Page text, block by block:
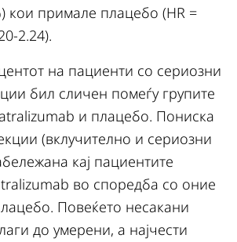
кои примале плацебо (HR =
2.24).
на пациенти со сериозни
бил сличен помеѓу групите
и плацебо. Пониска
(вклучително и сериозни
кај пациентите
во споредба со оние
Повеќето несакани
до умерени, а најчести